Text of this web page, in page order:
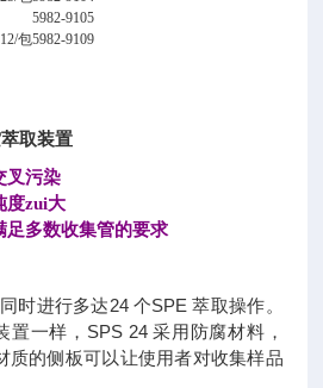
5982-9105
12/包5982-9109
取装置
叉污染
度zui大
足多数收集管的要求
时进行多达24 个SPE 萃取操作。
置一样，SPS 24 采用防腐材料，
质的侧板可以让使用者对收集样品